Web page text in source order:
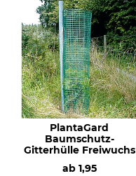
PlantaGard
Baumschutz-
Gitterhülle Freiwuchs
ab 1,95